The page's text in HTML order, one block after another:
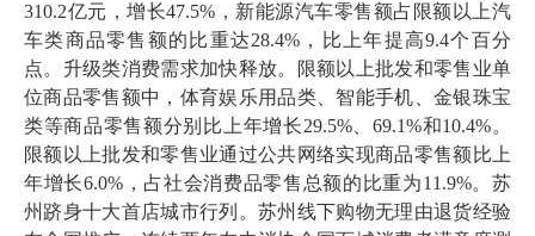
310.2亿元，增长47.5%，新能源汽车零售额占限额以上汽
车类商品零售额的比重达28.4%，比上年提高9.4个百分
点。升级类消费需求加快释放。限额以上批发和零售业单
位商品零售额中，体育娱乐用品类、智能手机、金银珠宝
类等商品零售额分别比上年增长29.5%、 69.1%和10.4%。
限额以上批发和零售业通过公共网络实现商品零售额比上
年增长6.0%，占社会消费品零售总额的比重为11 .9%。苏
州跻身十大首店城市行列。苏州线下购物无理由退货经验